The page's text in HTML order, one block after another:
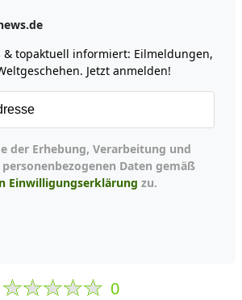
& topaktuell informiert: Eilmeldungen,
Jetzt anmelden!
Daten gemäß
Einwilligungserklärung zu.
0